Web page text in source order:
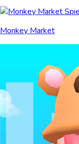
Monkey Market